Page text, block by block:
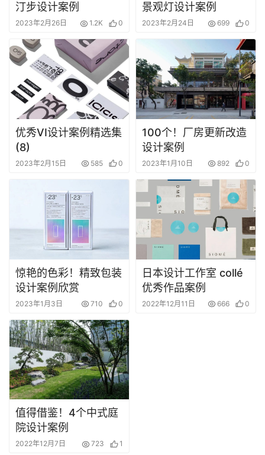
汀步设计案例
2023年2月26日 1.2K 0
景观灯设计案例
2023年2月24日 699 0
优秀VI设计案例精选集
(8)
2023年2月15日 585 0
100个！厂房更新改造
设计案例
2023年1月10日 892 0
惊艳的色彩！精致包装
设计案例欣赏
2023年1月3日 710 0
日本设计工作室 collé
优秀作品案例
2022年12月11日 666 0
值得借鉴！4个中式庭
院设计案例
2022年12月7日 723 1